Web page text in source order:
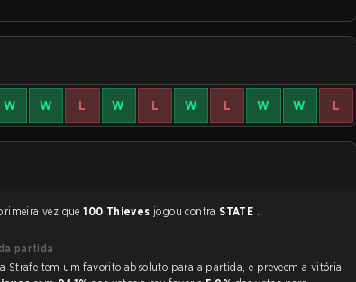
W W L W L W L W W L
vez que100 Thieves jogou contraSTATE .
partida
a partida, e preveem a vitória